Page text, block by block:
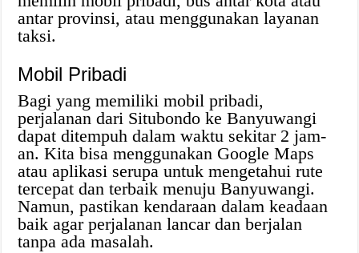
antar provinsi, atau menggunakan layanan
taksi.
Mobil Pribadi
Bagi yang memiliki mobil pribadi,
perjalanan dari Situbondo ke Banyuwangi
dapat ditempuh dalam waktu sekitar 2 jam-
an. Kita bisa menggunakan Google Maps
atau aplikasi serupa untuk mengetahui rute
tercepat dan terbaik menuju Banyuwangi.
Namun, pastikan kendaraan dalam keadaan
baik agar perjalanan lancar dan berjalan
tanpa ada masalah.